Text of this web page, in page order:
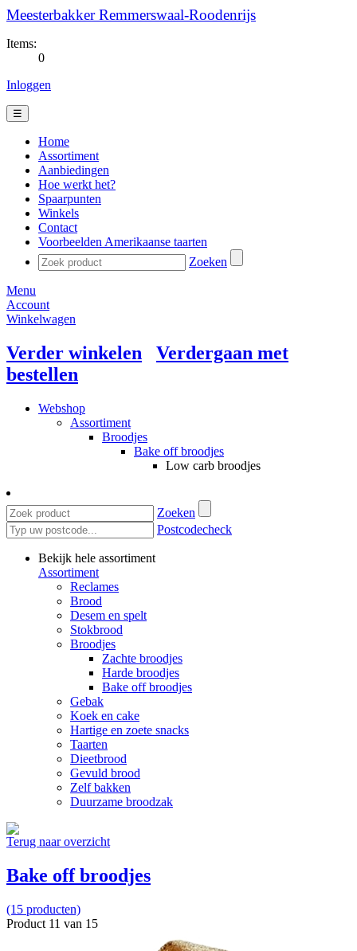
Meesterbakker Remmerswaal-Roodenrijs
Items:
0
Inloggen
☰
Home
Assortiment
Aanbiedingen
Hoe werkt het?
Spaarpunten
Winkels
Contact
Voorbeelden Amerikaanse taarten
Zoeken
Menu
Account
Winkelwagen
Verder winkelen
Verdergaan met
bestellen
Webshop
Assortiment
Broodjes
Bake off broodjes
Low carb broodjes
Zoeken
Postcodecheck
Bekijk hele assortiment
Assortiment
Reclames
Brood
Desem en spelt
Stokbrood
Broodjes
Zachte broodjes
Harde broodjes
Bake off broodjes
Gebak
Koek en cake
Hartige en zoete snacks
Taarten
Dieetbrood
Gevuld brood
Zelf bakken
Duurzame broodzak
Terug naar overzicht
Bake off broodjes
(15 producten)
Product 11 van 15